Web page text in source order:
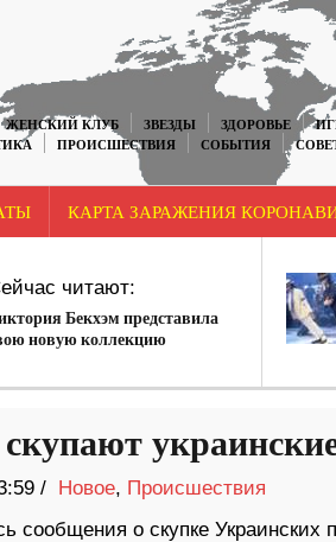
ЖЕНСКИЙ КЛУБ ЗВЕЗДЫ ЗДОРОВЬЕ
ПРОИСШЕСТВИЯ СОБЫТИЯ
КАРТА ЗАРАЖЕНИЯ
читают:
Бекхэм представила
новую коллекцию
/ Новое, Происшествия
сообщения о скупке Украинских